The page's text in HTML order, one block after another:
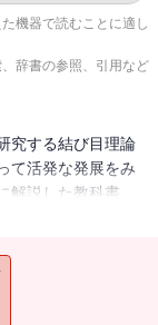
機器で読むことに適し
辞書の参照、引用など
究する結び目理論
て活発な発展をみ
説した教科書．
，ジョーンズ多項
ており，タブレッ
とに適していま
イライト，検索，